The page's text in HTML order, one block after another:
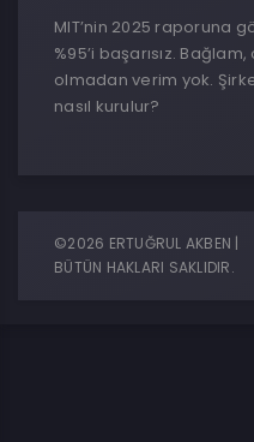
MIT’nin 2025 raporuna
%95’i başarısız.
olmadan verim yok.
nasıl kurulur?
©2026 ERTUĞRUL AKBEN |
BÜTÜN HAKLARI SAKLIDIR.